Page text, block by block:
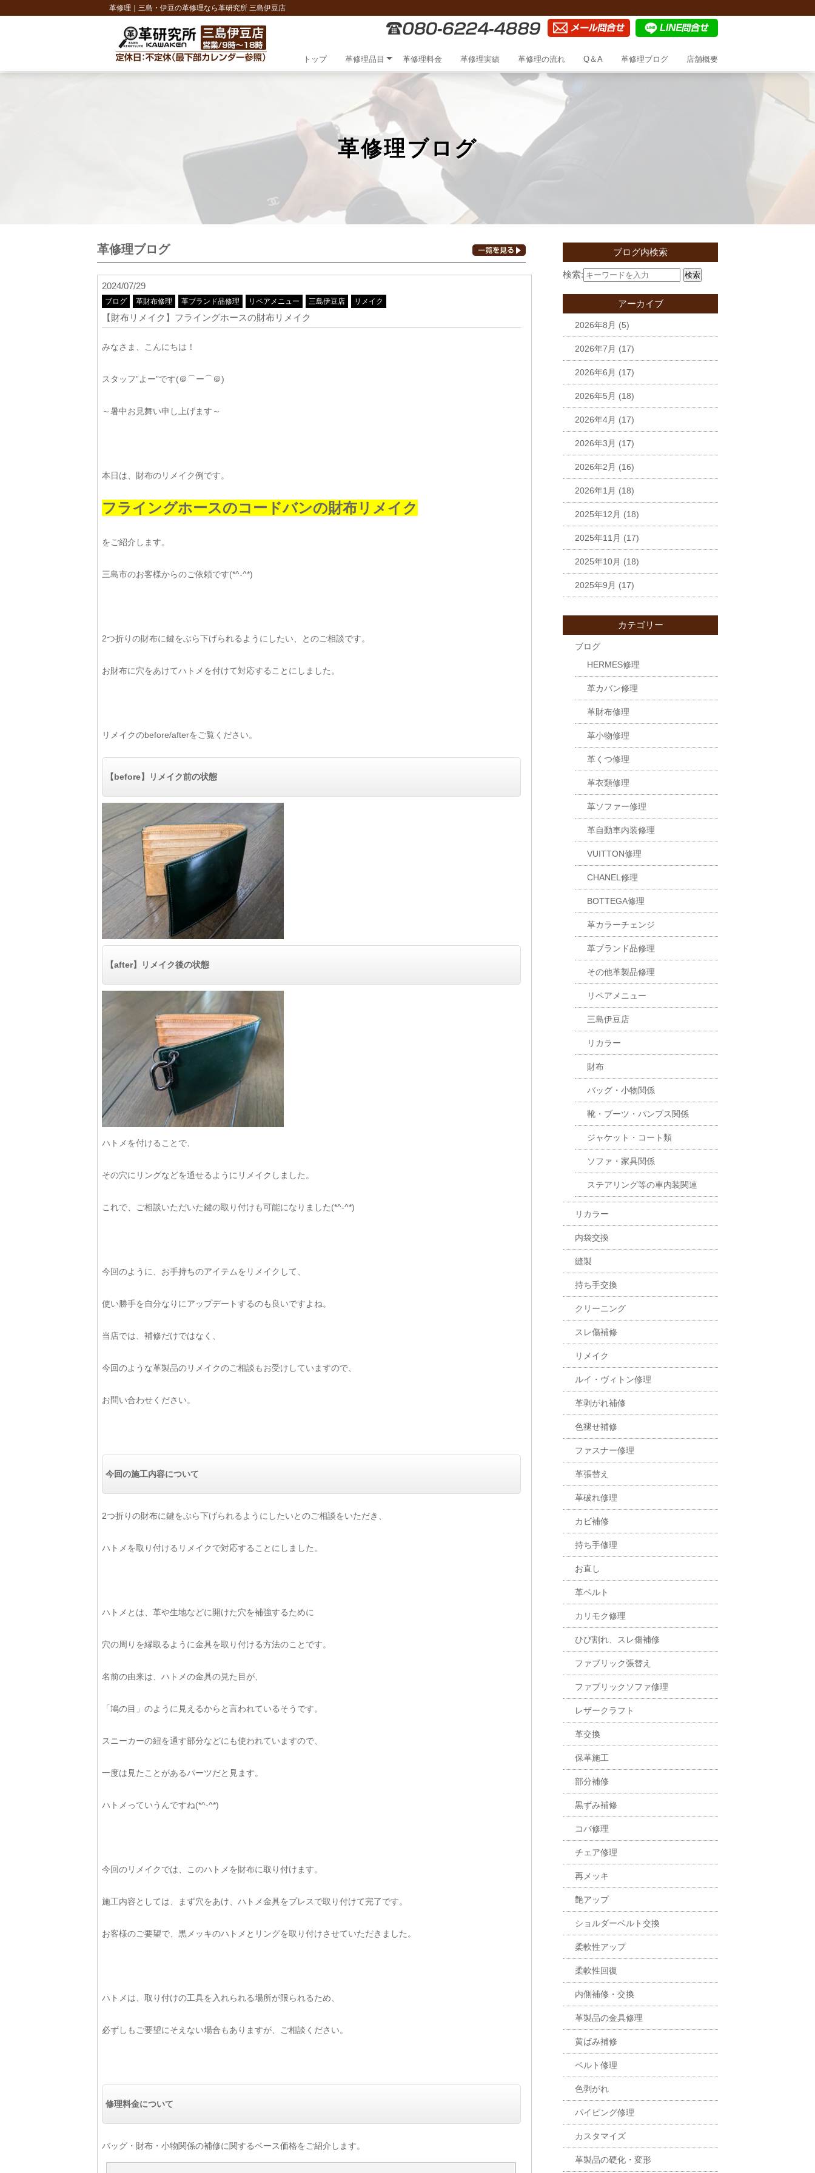
革修理｜三島・伊豆の革修理なら革研究所 三島伊豆店
トップ 革修理品目 革修理料金 革修理実績 革修理の流れ Q＆A 革修理ブログ 店舗概要
革修理ブログ
革修理ブログ
2024/07/29
ブログ 革財布修理 革ブランド品修理 リペアメニュー 三島伊豆店 リメイク
【財布リメイク】フライングホースの財布リメイク
みなさま、こんにちは！
スタッフ”よー”です(＠⌒ー⌒＠)
～暑中お見舞い申し上げます～
本日は、財布のリメイク例です。
フライングホースのコードバンの財布リメイク
をご紹介します。
三島市のお客様からのご依頼です(*^-^*)
2つ折りの財布に鍵をぶら下げられるようにしたい、とのご相談です。
お財布に穴をあけてハトメを付けて対応することにしました。
リメイクのbefore/afterをご覧ください。
【before】リメイク前の状態
【after】リメイク後の状態
ハトメを付けることで、
その穴にリングなどを通せるようにリメイクしました。
これで、ご相談いただいた鍵の取り付けも可能になりました(*^-^*)
今回のように、お手持ちのアイテムをリメイクして、
使い勝手を自分なりにアップデートするのも良いですよね。
当店では、補修だけではなく、
今回のような革製品のリメイクのご相談もお受けしていますので、
お問い合わせください。
今回の施工内容について
2つ折りの財布に鍵をぶら下げられるようにしたいとのご相談をいただき、
ハトメを取り付けるリメイクで対応することにしました。
ハトメとは、革や生地などに開けた穴を補強するために
穴の周りを縁取るように金具を取り付ける方法のことです。
名前の由来は、ハトメの金具の見た目が、
「鳩の目」のように見えるからと言われているそうです。
スニーカーの紐を通す部分などにも使われていますので、
一度は見たことがあるパーツだと見ます。
ハトメっていうんですね(*^-^*)
今回のリメイクでは、このハトメを財布に取り付けます。
施工内容としては、まず穴をあけ、ハトメ金具をプレスで取り付けて完了です。
お客様のご要望で、黒メッキのハトメとリングを取り付けさせていただきました。
ハトメは、取り付けの工具を入れられる場所が限られるため、
必ずしもご要望にそえない場合もありますが、ご相談ください。
修理料金について
バッグ・財布・小物関係の補修に関するベース価格をご紹介します。
ブログ内検索
検索: 検索
アーカイブ
2026年8月 (5)
2026年7月 (17)
2026年6月 (17)
2026年5月 (18)
2026年4月 (17)
2026年3月 (17)
2026年2月 (16)
2026年1月 (18)
2025年12月 (18)
2025年11月 (17)
2025年10月 (18)
2025年9月 (17)
カテゴリー
ブログ
HERMES修理
革カバン修理
革財布修理
革小物修理
革くつ修理
革衣類修理
革ソファー修理
革自動車内装修理
VUITTON修理
CHANEL修理
BOTTEGA修理
革カラーチェンジ
革ブランド品修理
その他革製品修理
リペアメニュー
三島伊豆店
リカラー
財布
バッグ・小物関係
靴・ブーツ・パンプス関係
ジャケット・コート類
ソファ・家具関係
ステアリング等の車内装関連
リカラー
内袋交換
縫製
持ち手交換
クリーニング
スレ傷補修
リメイク
ルイ・ヴィトン修理
革剥がれ補修
色褪せ補修
ファスナー修理
革張替え
革破れ修理
カビ補修
持ち手修理
お直し
革ベルト
カリモク修理
ひび割れ、スレ傷補修
ファブリック張替え
ファブリックソファ修理
レザークラフト
革交換
保革施工
部分補修
黒ずみ補修
コバ修理
チェア修理
再メッキ
艶アップ
ショルダーベルト交換
柔軟性アップ
柔軟性回復
内側補修・交換
革製品の金具修理
黄ばみ補修
ベルト修理
色剥がれ
パイピング修理
カスタマイズ
革製品の硬化・変形